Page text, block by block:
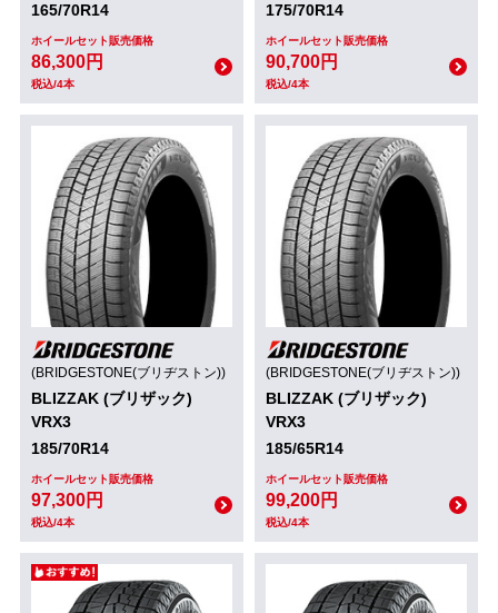
165/70R14
ホイールセット販売価格
86,300円
税込/4本
175/70R14
ホイールセット販売価格
90,700円
税込/4本
(BRIDGESTONE(ブリヂストン))
BLIZZAK (ブリザック)
VRX3
185/70R14
ホイールセット販売価格
97,300円
税込/4本
(BRIDGESTONE(ブリヂストン))
BLIZZAK (ブリザック)
VRX3
185/65R14
ホイールセット販売価格
99,200円
税込/4本